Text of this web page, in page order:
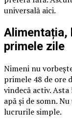
universală aici.
Alimentația,
primele zile
Nimeni nu
primele 48 de ore
vindecă activ.
apă și de somn.
lucrurile simple.